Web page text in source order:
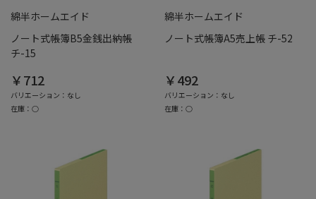
綿半ホームエイド
ノート式帳簿B5金銭出納帳
チ-15
￥712
バリエーション：なし
在庫：○
綿半ホームエイド
ノート式帳簿A5売上帳 チ-52
￥492
バリエーション：なし
在庫：○